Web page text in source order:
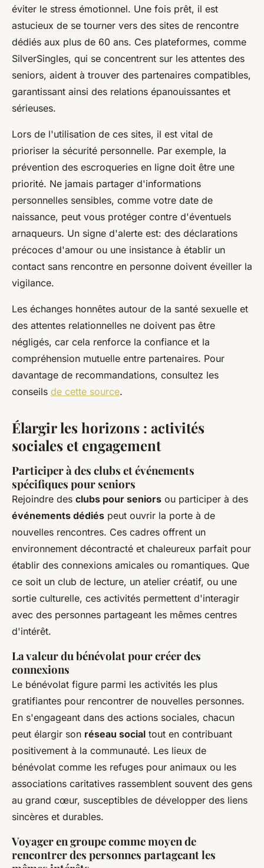
éviter le stress émotionnel. Une fois prêt, il est
astucieux de se tourner vers des sites de rencontre
dédiés aux plus de 60 ans. Ces plateformes, comme
SilverSingles, qui se concentrent sur les attentes des
seniors, aident à trouver des partenaires compatibles,
garantissant ainsi des relations épanouissantes et
sérieuses.
Lors de l'utilisation de ces sites, il est vital de
prioriser la sécurité personnelle. Par exemple, la
prévention des escroqueries en ligne doit être une
priorité. Ne jamais partager d'informations
personnelles sensibles, comme votre date de
naissance, peut vous protéger contre d'éventuels
arnaqueurs. Un signe d'alerte est: des déclarations
précoces d'amour ou une insistance à établir un
contact sans rencontre en personne doivent éveiller la
vigilance.
Les échanges honnêtes autour de la santé sexuelle et
des attentes relationnelles ne doivent pas être
négligés, car cela renforce la confiance et la
compréhension mutuelle entre partenaires. Pour
davantage de recommandations, consultez les
conseils de cette source.
Élargir les horizons : activités
sociales et engagement
Participer à des clubs et événements
spécifiques pour seniors
Rejoindre des clubs pour seniors ou participer à des
événements dédiés peut ouvrir la porte à de
nouvelles rencontres. Ces cadres offrent un
environnement décontracté et chaleureux parfait pour
établir des connexions amicales ou romantiques. Que
ce soit un club de lecture, un atelier créatif, ou une
sortie culturelle, ces activités permettent d'interagir
avec des personnes partageant les mêmes centres
d'intérêt.
La valeur du bénévolat pour créer des
connexions
Le bénévolat figure parmi les activités les plus
gratifiantes pour rencontrer de nouvelles personnes.
En s'engageant dans des actions sociales, chacun
peut élargir son réseau social tout en contribuant
positivement à la communauté. Les lieux de
bénévolat comme les refuges pour animaux ou les
associations caritatives rassemblent souvent des gens
au grand cœur, susceptibles de développer des liens
sincères et durables.
Voyager en groupe comme moyen de
rencontrer des personnes partageant les